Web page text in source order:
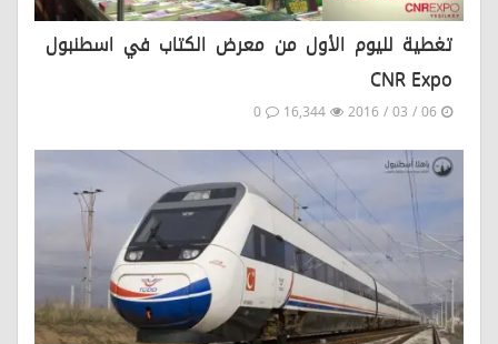
تغطية لليوم الأول من معرض الكتاب في اسطنبول
CNR Expo